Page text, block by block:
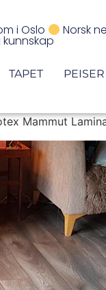
i Oslo Norsk
TAPET PEISER
Mammut